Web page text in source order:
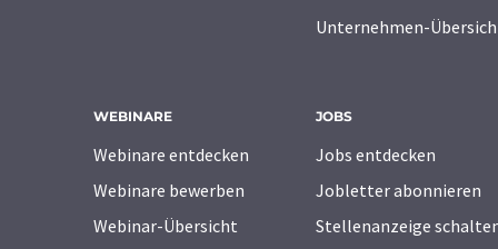
Unternehmen-
WEBINARE
Webinare entdecken
Webinare bewerben
Webinar-Übersicht
JOBS
Jobs entdecken
Jobletter abonnieren
Stellenanzeige